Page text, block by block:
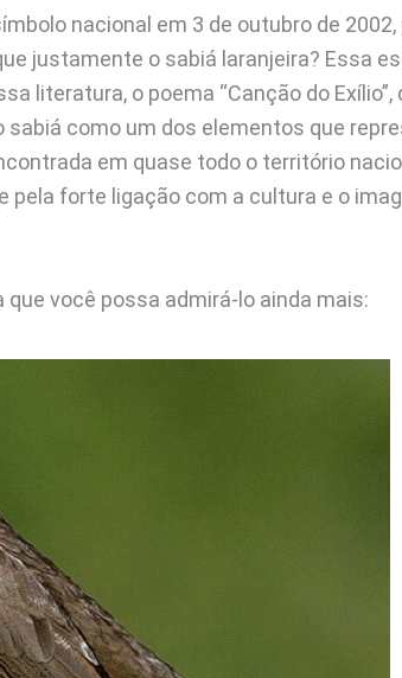
nacional em 3 de outubro de 2002,
justamente o sabiá laranjeira? Essa
literatura, o poema “Canção do Exílio”,
sabiá como um dos elementos que
em quase todo o território
pela forte ligação com a cultura e o
você possa admirá-lo ainda mais: